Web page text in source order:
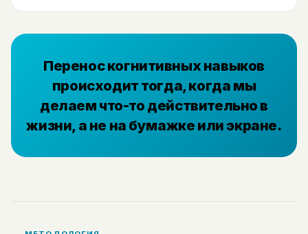
Перенос когнитивных навыков
происходит тогда, когда мы
делаем что-то действительно в
жизни, а не на бумажке или экране.